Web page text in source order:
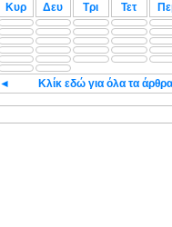
Κυρ Δευ Τρι Τετ
◄ Κλίκ εδώ για όλα τα